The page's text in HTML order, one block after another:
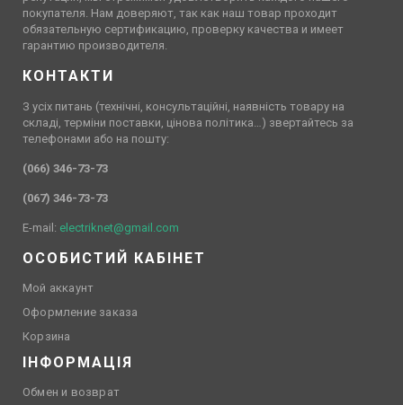
покупателя. Нам доверяют, так как наш товар проходит
обязательную сертификацию, проверку качества и имеет
гарантию производителя.
КОНТАКТИ
З усіх питань (технічні, консультаційні, наявність товару на
складі, терміни поставки, цінова політика…) звертайтесь за
телефонами або на пошту:
(066) 346-73-73
(067) 346-73-73
E-mail: electriknet@gmail.com
ОСОБИСТИЙ КАБІНЕТ
Мой аккаунт
Оформление заказа
Корзина
ІНФОРМАЦІЯ
Обмен и возврат